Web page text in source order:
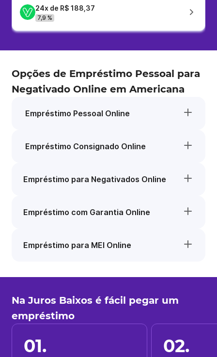
24x de R$ 188,37
7,9 %
Opções de Empréstimo Pessoal para
Negativado Online em Americana
Empréstimo Pessoal Online
Empréstimo Consignado Online
Empréstimo para Negativados Online
Empréstimo com Garantia Online
Empréstimo para MEI Online
Na Juros Baixos é fácil pegar um
empréstimo
01. 02.